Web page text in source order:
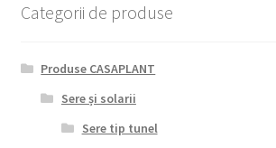
Categorii de produse
Produse CASAPLANT
Sere și solarii
Sere tip tunel